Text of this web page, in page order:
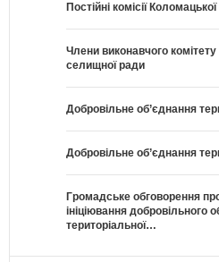
Постійні комісії
Члени виконавчого
селищної ради
Добровільне об’єднання
Добровільне об’єднання
Громадське обговорення
ініціювання добровільного
територіальної…